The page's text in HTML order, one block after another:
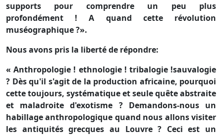
supports pour comprendre un peu plus
profondément ! A quand cette révolution
muséographique ?».
Nous avons pris la liberté de répondre:
« Anthropologie ! ethnologie ! tribalogie !sauvalogie
? Dès qu'il s'agit de la production africaine, pourquoi
cette toujours, systématique et seule quête abstraite
et maladroite d'exotisme ? Demandons-nous un
habillage anthropologique quand nous allons visiter
les antiquités grecques au Louvre ? Ceci est un